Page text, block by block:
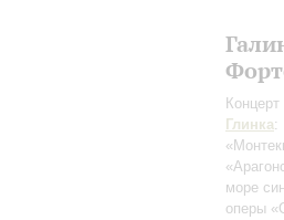
Глинка:
море
оперы